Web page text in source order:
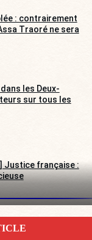
: contrairement
Traoré ne sera
les Deux-
sur tous les
Justice française :